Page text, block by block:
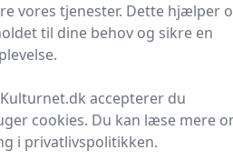
vores tjenester. Dette hjælper
til dine behov og sikre en
accepterer du
cookies. Du kan læse mere
i privatlivspolitikken.